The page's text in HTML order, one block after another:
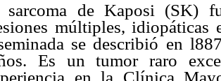
sarcoma de Kaposi (SK)
múltiples,
se describió en
Es un tumor raro